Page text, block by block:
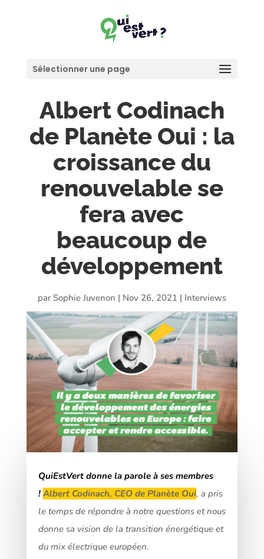
Sélectionner une page
Albert Codinach
de Planète Oui : la
croissance du
renouvelable se
fera avec
beaucoup de
développement
parSophie Juvenon | Nov 26, 2021 | Interviews
QuiEstVert donne la parole à ses membres
! Albert Codinach, CEO de Planète Oui, a pris
le temps de répondre à notre questions et nous
donne sa vision de la transition énergétique et
du mix électrique européen.